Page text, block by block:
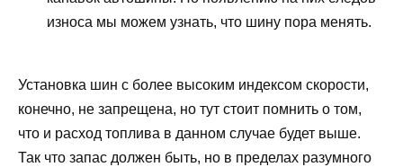
износа мы можем узнать, что шину пора менять.
Установка шин с более высоким индексом скорости,
конечно, не запрещена, но тут стоит помнить о том,
что и расход топлива в данном случае будет выше.
Так что запас должен быть, но в пределах разумного